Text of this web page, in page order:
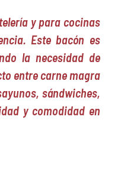
y para cocinas
Este bacón es
la necesidad de
entre carne magra
sándwiches,
y comodidad en